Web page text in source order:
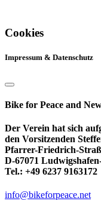
Cookies
Impressum & Datenschutz
Bike for Peace and
Der Verein hat sich
den Vorsitzenden
Pfarrer-Friedrich-
D-67071
Tel.: +49 6237 9163172
info@bikeforpeace.net